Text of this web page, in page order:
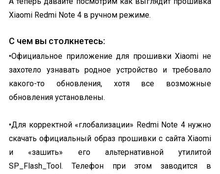
Xiaomi Redmi Note 4 в ручном режиме.
C чем вы столкнетесь:
•Официальное приложение для прошивки Xiaomi не
захотело узнавать родное устройство и требовало
какого-то обновления, хотя все возможные
обновления установлены.
•Для корректной «глобализации» Redmi Note 4 нужно
скачать официальный образ прошивки с сайта Xiaomi
и «зашить» его альтернативной утилитой
SP_Flash_Tool. Телефон при этом заводится в